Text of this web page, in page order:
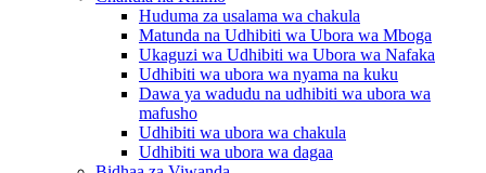
Huduma za usalama wa chakula
Matunda na Udhibiti wa Ubora wa Mboga
Ukaguzi wa Udhibiti wa Ubora wa Nafaka
Udhibiti wa ubora wa nyama na kuku
Dawa ya wadudu na udhibiti wa ubora wa
mafusho
Udhibiti wa ubora wa chakula
Udhibiti wa ubora wa dagaa